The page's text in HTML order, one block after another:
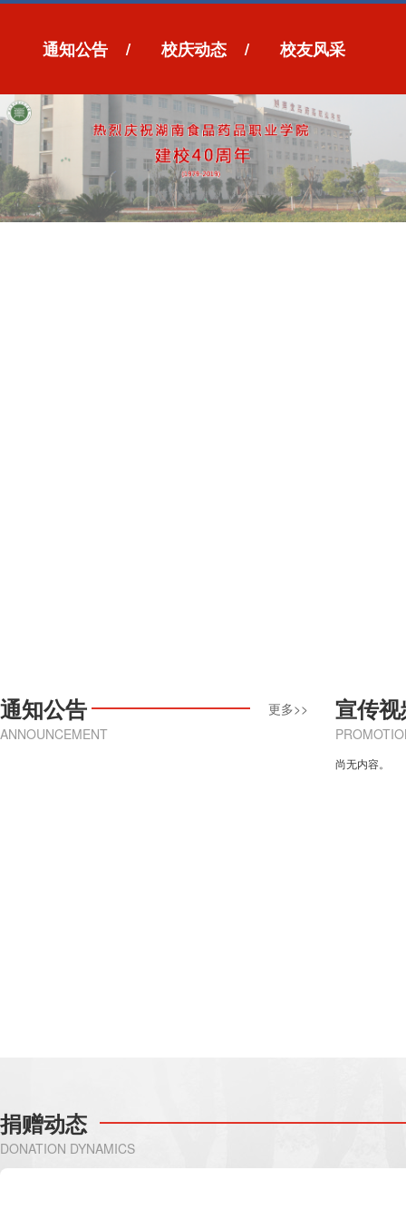
通知公告 / 校庆动态 / 校友风采
通知公告
ANNOUNCEMENT
更多>> 宣传
尚无内容。
捐赠动态
DONATION DYNAMICS